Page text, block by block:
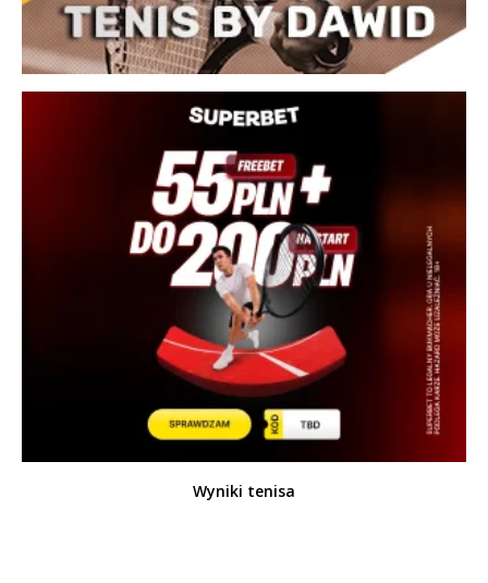
Wyniki tenisa